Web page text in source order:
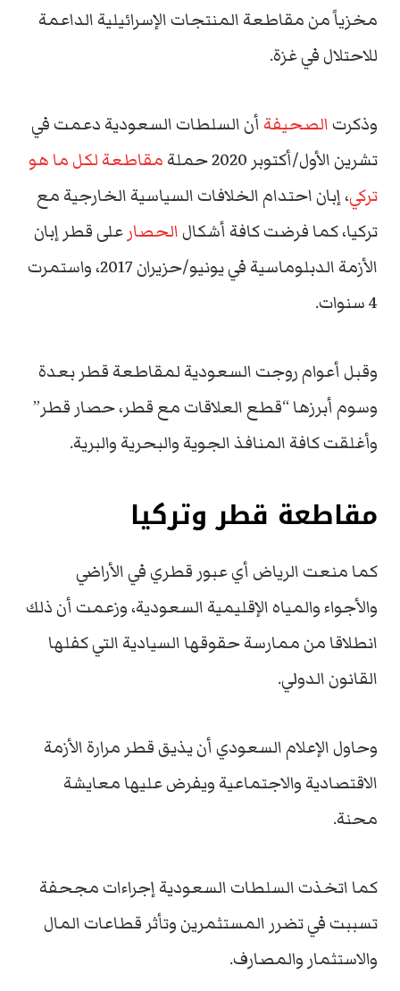
مخزياً من مقاطعة المنتجات الإسرائيلية الداعمة
للاحتلال في غزة.
وذكرتالصحيفةأن السلطات السعودية دعمت في
تشرين الأول/أكتوبر 2020 حملة
مقاطعة لكل ما هو
تركي، إبان احتدام الخلافات السياسية الخارجية مع
تركيا، كما فرضت كافة أشكالالحصار على قطر إبان
الأزمة الدبلوماسية في يونيو/حزيران 2017، واستمرت
4 سنوات.
وقبل أعوام روجت السعودية لمقاطعة قطر بعدة
وسوم أبرزها “قطع العلاقات مع قطر، حصار قطر”
وأغلقت كافة المنافذ الجوية والبحرية والبرية.
مقاطعة قطر وتركيا
كما منعت الرياض أي عبور قطري في الأراضي
والأجواء والمياه الإقليمية السعودية، وزعمت أن ذلك
انطلاقا من ممارسة حقوقها السيادية التي كفلها
القانون الدولي.
وحاول الإعلام السعودي أن يذيق قطر مرارة الأزمة
الاقتصادية والاجتماعية ويفرض عليها معايشة
محنة.
كما اتخذت السلطات السعودية إجراءات مجحفة
تسببت في تضرر المستثمرين وتأثر قطاعات المال
والاستثمار والمصارف.